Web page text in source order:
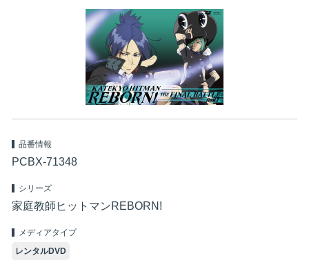
品番情報
PCBX-71348
シリーズ
家庭教師ヒットマンREBORN!
メディアタイプ
レンタルDVD